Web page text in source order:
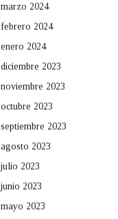
marzo 2024
febrero 2024
enero 2024
diciembre 2023
noviembre 2023
octubre 2023
septiembre 2023
agosto 2023
julio 2023
junio 2023
mayo 2023